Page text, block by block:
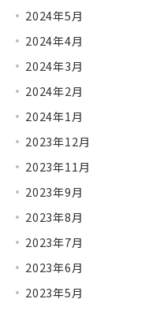
2024年5月
2024年4月
2024年3月
2024年2月
2024年1月
2023年12月
2023年11月
2023年9月
2023年8月
2023年7月
2023年6月
2023年5月